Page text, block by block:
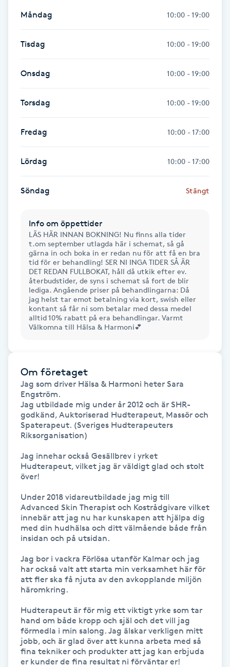
Hudföryngring
Huduppstramning
Hyaluronsyra
Hyperhidros
Hypnos
Hårborttagning
Hårbottenbehandling
Hårförlängning
Hårvård
Hälsa
Hälsprickor
Idrottsmassage
IPL hårborttagning
IR-massage
Japansk massage
Måndag 10:00 - 19:00
Tisdag 10:00 - 19:00
Onsdag 10:00 - 19:00
Torsdag 10:00 - 19:00
Fredag 10:00 - 17:00
Lördag 10:00 - 17:00
Söndag Stängt
Info om öppettider
LÄS HÄR INNAN BOKNING! Nu finns alla tider
t.om september utlagda här i schemat, så gå
gärna in och boka in er redan nu för att få en bra
tid för er behandling! SER NI INGA TIDER SÅ ÄR
DET REDAN FULLBOKAT, håll då utkik efter ev.
återbudstider, de syns i schemat så fort de blir
lediga. Angående priser på behandlingarna: Då
jag helst tar emot betalning via kort, swish eller
kontant så får ni som betalar med dessa medel
alltid 10% rabatt på era behandlingar. Varmt
Välkomna till Hälsa & Harmoni💕
Om företaget
Jag som driver Hälsa & Harmoni heter Sara
Engström.
Jag utbildade mig under år 2012 och är SHR-
godkänd, Auktoriserad Hudterapeut, Massör och
Spaterapeut. (Sveriges Hudterapeuters
Riksorganisation)
Jag innehar också Gesällbrev i yrket
Hudterapeut, vilket jag är väldigt glad och stolt
över!
Under 2018 vidareutbildade jag mig till
Advanced Skin Therapist och Kostrådgivare vilket
innebär att jag nu har kunskapen att hjälpa dig
med din hudhälsa och ditt välmående både från
insidan och på utsidan.
Jag bor i vackra Förlösa utanför Kalmar och jag
har också valt att starta min verksamhet här för
att fler ska få njuta av den avkopplande miljön
häromkring.
Hudterapeut är för mig ett viktigt yrke som tar
hand om både kropp och själ och det vill jag
förmedla i min salong. Jag älskar verkligen mitt
jobb, och är glad över att kunna arbeta med så
fina tekniker och produkter att jag kan erbjuda
er kunder de fina resultat ni förväntar er!